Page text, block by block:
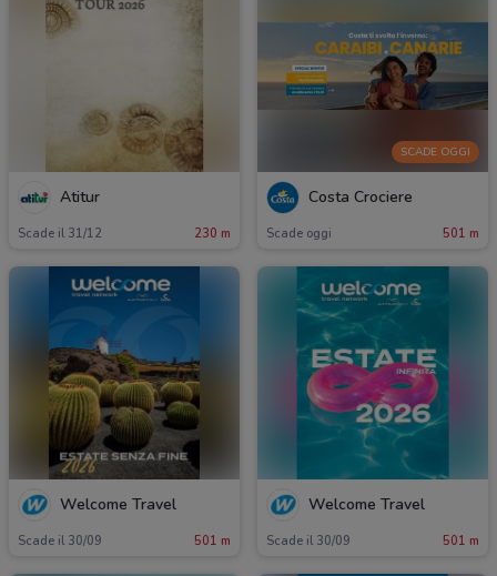
Atitur
Scade il 31/12 230 m
SCADE OGGI
Costa Crociere
Scade oggi 501 m
Welcome Travel
Scade il 30/09 501 m
Welcome Travel
Scade il 30/09 501 m